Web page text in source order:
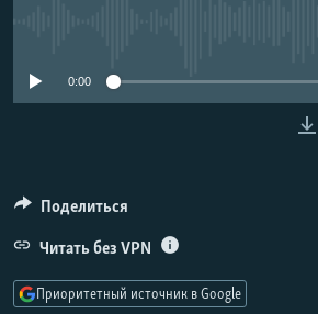
0:00
Поделиться
Читать без VPN
Приоритетный источник в Google